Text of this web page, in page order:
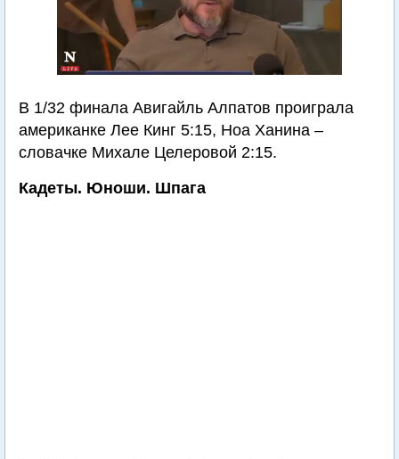
В 1/32 финала Авигайль Алпатов проиграла
американке Лее Кинг 5:15, Ноа Ханина –
словачке Михале Целеровой 2:15.
Кадеты. Юноши. Шпага